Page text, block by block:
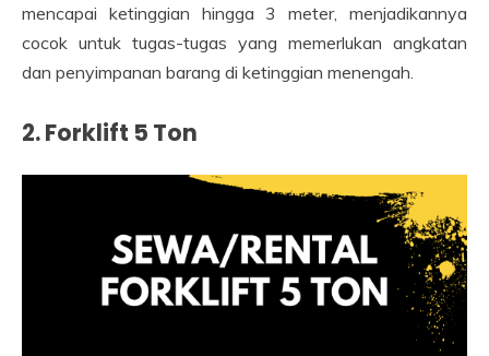
mencapai ketinggian hingga 3 meter, menjadikannya
cocok untuk tugas-tugas yang memerlukan angkatan
dan penyimpanan barang di ketinggian menengah.
2. Forklift 5 Ton